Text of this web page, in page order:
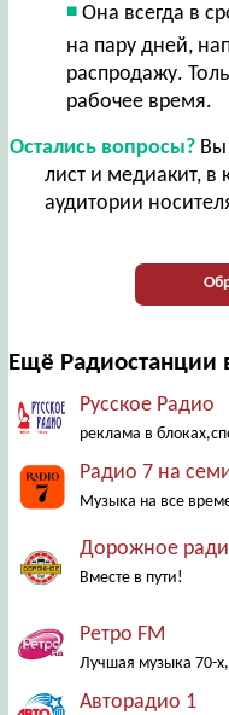
Она всегда в
на пару дней,
распродажу.
рабочее время.
Остались вопросы?Вы
лист и медиакит, в
аудитории
Ещё Радиостанции
Русское Радио
реклама в
Радио 7 на
Музыка на все
Дорожное
Вместе в пути!
Ретро FM
Лучшая музыка 70-
Авторадио 1